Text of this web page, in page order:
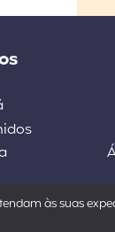
às suas